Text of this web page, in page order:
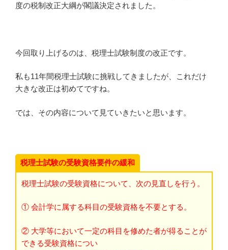
度の税制改正大綱が閣議決定されました。
今回取り上げるのは、税理士試験制度の改正です。
私も11年間税理士試験に挑戦してきましたが、これだけ
大きな改正は初めてですね。
では、その内容について見ていきたいと思います。
税理士試験の受験資格要件の緩和
税理士試験の受験資格について、次の見直しを行う。
① 会計学に属する科目の受験資格を不要とする。
② 大学等において一定の科目を修めた者が得ることが
できる受験資格につい